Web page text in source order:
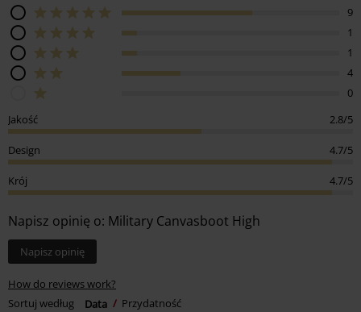
9
1
1
4
0
Jakość
2.8/5
Design 4.7/5
Krój 4.7/5
Napisz opinię o: Military Canvasboot High
Napisz opinię
How do reviews work?
Sortuj według
Data Przydatność